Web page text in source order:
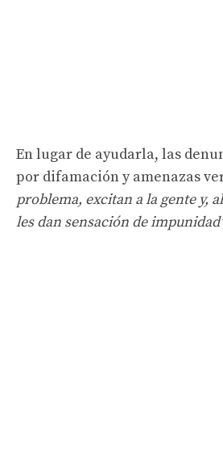
En lugar de ayudarla, las
por difamación y amenazas
problema, excitan a la gente y,
les dan sensación de